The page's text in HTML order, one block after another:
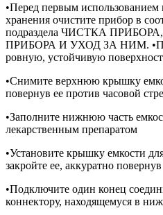
•Перед первым использованием
хранения очистите прибор в
подраздела ЧИСТКА
ПРИБОРА И УХОД ЗА НИМ.
ровную, устойчивую
•Снимите верхнюю крышку
повернув ее против часовой
•Заполните нижнюю часть
лекарственным препаратом
•Установите крышку емкости
закройте ее, аккуратно
•Подключите один конец
коннектору, находящемуся в